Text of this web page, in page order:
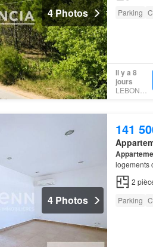
4 Photos
Parking
Il y a 8
jours
4 Photos
141
logements
une
2
Parking